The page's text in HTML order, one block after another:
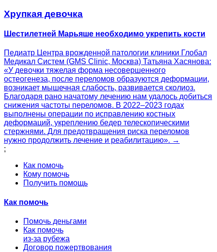
Хрупкая девочка
Шестилетней Марьяше необходимо укрепить кости
Педиатр Центра врожденной патологии клиники Глобал
Медикал Систем (GMS Clinic, Москва) Татьяна Хасянова:
«У девочки тяжелая форма несовершенного
остеогенеза, после переломов образуются деформации,
возникает мышечная слабость, развивается сколиоз.
Благодаря рано начатому лечению нам удалось добиться
снижения частоты переломов. В 2022–2023 годах
выполнены операции по исправлению костных
деформаций, укреплению бедер телескопическими
стержнями. Для предотвращения риска переломов
нужно продолжить лечение и реабилитацию». →
;
Как помочь
Кому помочь
Получить помощь
Как помочь
Помочь деньгами
Как помочь
из-за рубежа
Договор пожертвования